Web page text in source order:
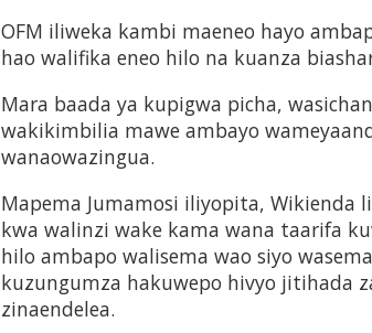
OFM iliweka kambi maeneo hayo
hao walifika eneo hilo na kuanza
Mara baada ya kupigwa picha,
wakikimbilia mawe ambayo
wanaowazingua.
Mapema Jumamosi iliyopita, Wikienda
kwa walinzi wake kama wana taarifa
hilo ambapo walisema wao siyo
kuzungumza hakuwepo hivyo jitihada
zinaendelea.